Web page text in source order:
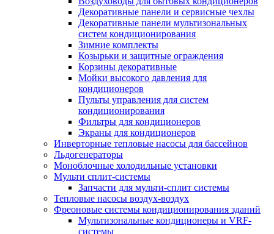
Декоративные панели и сервисные чехлы
Декоративные панели мультизональных
систем кондиционирования
Зимние комплекты
Козырьки и защитные ограждения
Корзины декоративные
Мойки высокого давления для
кондиционеров
Пульты управления для систем
кондиционирования
Фильтры для кондиционеров
Экраны для кондиционеров
Инверторные тепловые насосы для бассейнов
Льдогенераторы
Моноблочные холодильные установки
Мульти сплит-системы
Запчасти для мульти-сплит системы
Тепловые насосы воздух-воздух
Фреоновые системы кондиционирования зданий
Мультизональные кондиционеры и VRF-
системы